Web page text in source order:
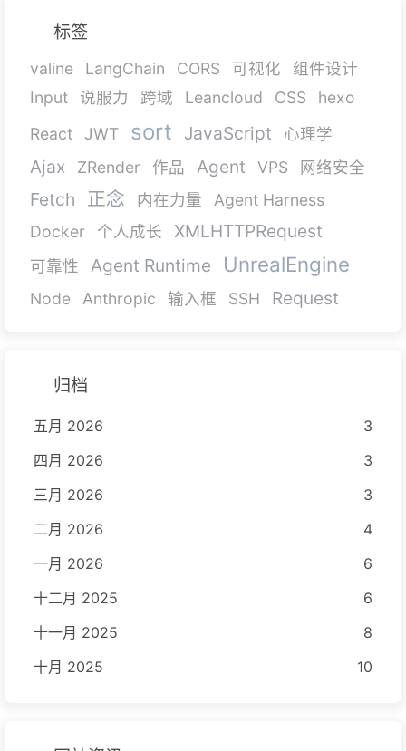
标签
valine LangChain CORS 可视化
组件设计
Input
说服力 跨域 Leancloud CSS
hexo
React
JWT sort JavaScript 心理学
Ajax ZRender 作品 Agent VPS 网络安全
Fetch 正念 内在力量
Agent Harness
Docker
个人成长 XMLHTTPRequest
可靠性 Agent Runtime UnrealEngine
Node Anthropic 输入框 SSH Request
归档
五月 2026
3
四月 2026
3
三月 2026
3
二月 2026
4
一月 2026
6
十二月 2025
6
十一月 2025
8
十月 2025
10